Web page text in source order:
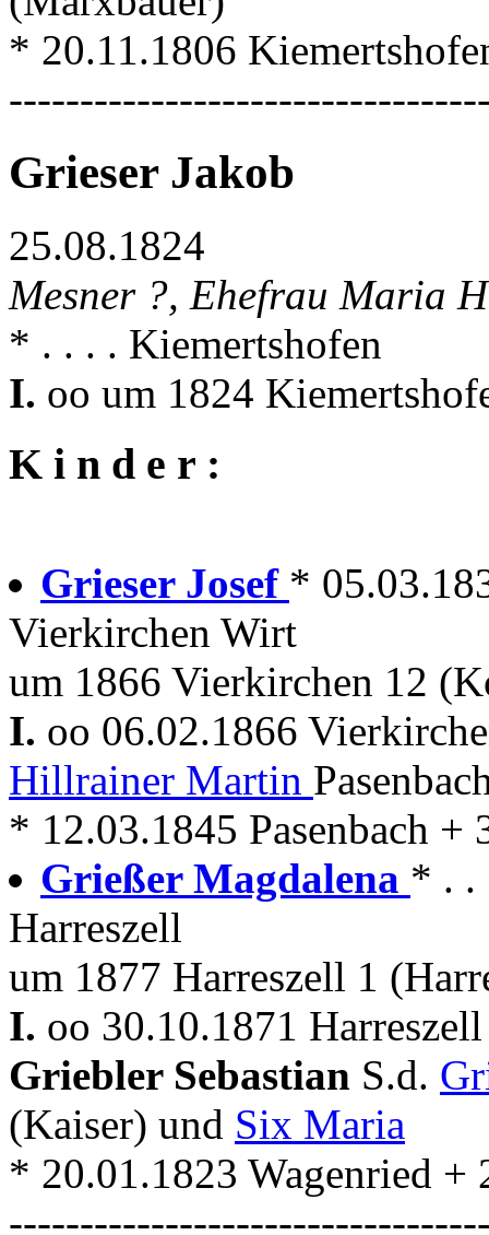
* 20.11.1806
Grieser Jakob
25.08.1824
Mesner ?, Ehefrau Maria
* . . . . Kiemertshofen
I. oo um 1824
K i n d e r :
Grieser Josef *
Vierkirchen Wirt
um 1866 Vierkirchen 12
I. oo 06.02.1866
Hillrainer Martin
* 12.03.1845 Pasenbach
Grießer Magdalena * . .
Harreszell
um 1877 Harreszell 1
I. oo 30.10.1871
Griebler Sebastian S.d.
(Kaiser) und Six Maria
* 20.01.1823 Wagenried +